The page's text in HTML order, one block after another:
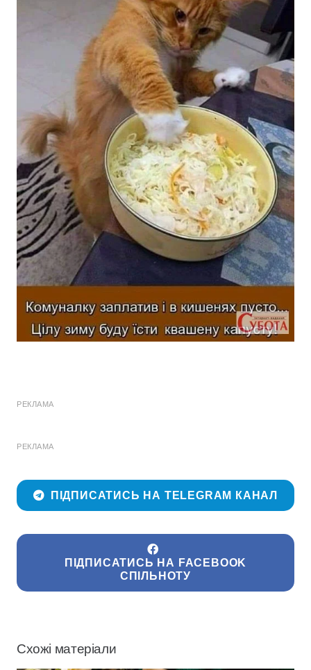
РЕКЛАМА
РЕКЛАМА
ПІДПИСАТИСЬ НА TELEGRAM КАНАЛ
ПІДПИСАТИСЬ НА FACEBOOK
СПІЛЬНОТУ
Схожі матеріали